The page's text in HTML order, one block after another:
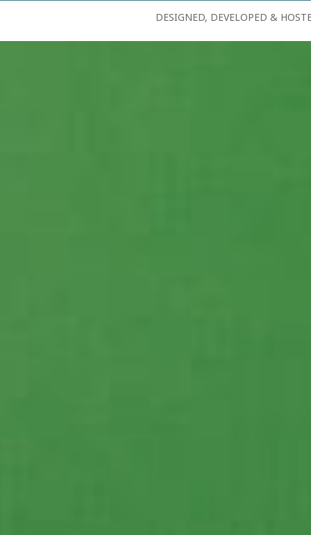
DESIGNED, DEVELOPED &